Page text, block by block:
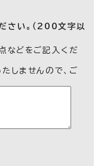
さい。（200文字以
などをご記入くだ
しませんので、ご